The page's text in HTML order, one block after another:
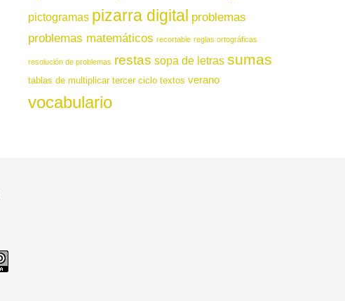
pictogramas pizarra digital problemas
problemas matemáticos recortable reglas ortográficas
resolución de problemas restas sopa de letras sumas
tablas de multiplicar tercer ciclo textos verano
vocabulario